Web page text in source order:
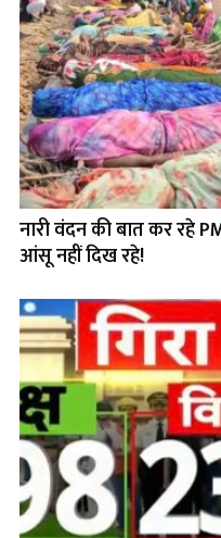
नारी वंदन की बात कर रहे
आंसू नहीं दिख रहे!